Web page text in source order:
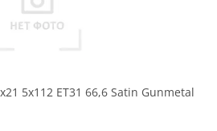
5x112 ET31 66,6 Satin Gunmetal